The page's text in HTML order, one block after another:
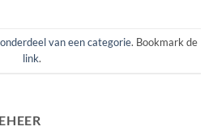
van een categorie. Bookmark de
link.